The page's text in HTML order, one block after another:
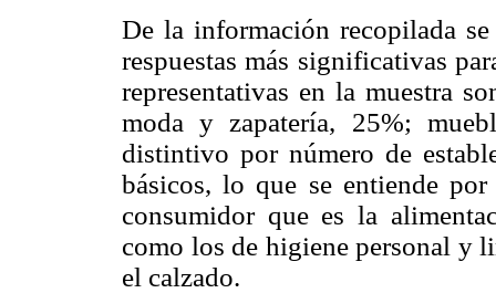
De la información recopilada
respuestas más significativas
representativas en la muestra
moda y zapatería, 25%;
distintivo por número de
básicos, lo que se entiende
consumidor que es la
como los de higiene personal y
el calzado.